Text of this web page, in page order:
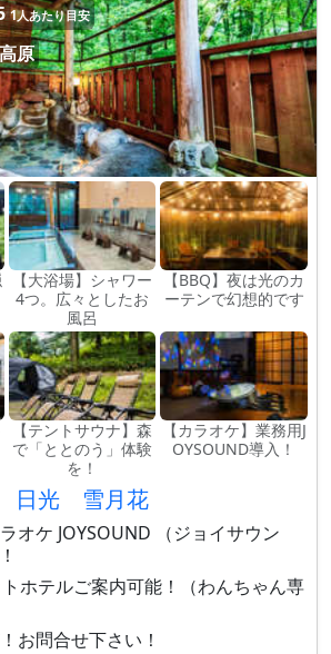
1人あたり目安
原
【大浴場】シャワー
4つ。広々としたお
風呂
【BBQ】夜は光のカ
ーテンで幻想的です
【テントサウナ】森
で「ととのう」体験
を！
【カラオケ】業務用J
OYSOUND導入！
日光 雪月花
オケ JOYSOUND （ジョイサウン
ホテルご案内可能！（わんちゃん専
お問合せ下さい！